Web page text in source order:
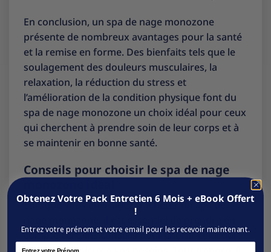
En conclusion, un spa de nage monozone
présente de nombreux avantages pour la santé
et la remise en forme. Des bienfaits tels que le
soulagement des douleurs musculaires, la
relaxation, la réduction du stress et
l’amélioration de la condition physique font du
spa de nage monozone un choix idéal pour ceux
qui cherchent à prendre soin de leur corps et à
se maintenir en bonne santé.
Conseils pour choisir le spa de nage
Lorsque vous envisagez d’acheter un spa de
compte certains conseils pour choisir celui qui
Obtenez Votre Pack Entretien 6 Mois + eBook Offert
!
Entrez votre prénom et votre email pour les recevoir maintenant.
Name